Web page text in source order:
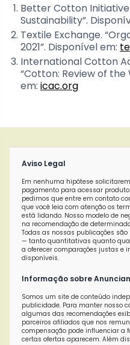
Better Cotton Initiative
Sustainability”.
Textile Exchange.
2021”. Disponível em:
International Cotton
“Cotton: Review of the
em: icac.org
Aviso Legal
Em nenhuma hipótese
pagamento para acessar
pedimos que entre em contato
que você leia com atenção os
está lidando. Nosso modelo de
na recomendação de
Todas as nossas publicações
— tanto quantitativas quanto
a oferecer comparações justas e
disponíveis.
Informação sobre
Somos um site de conteúdo
publicidade. Para manter nosso
algumas das recomendações
parceiros afiliados que nos
compensação pode influenciar a
certas ofertas aparecem. Além